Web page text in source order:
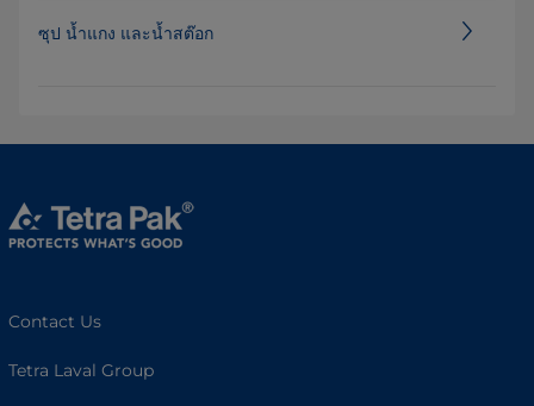
ซุป น้ำแกง และน้ำสต๊อก
Contact Us
Tetra Laval Group